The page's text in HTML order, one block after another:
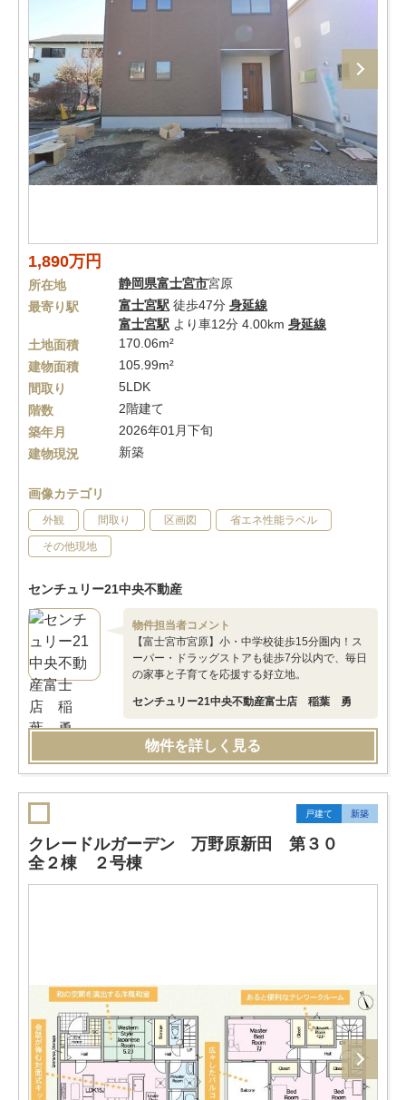
1,890万円
所在地 静岡県富士宮市宮原
最寄り駅
富士宮駅 徒歩47分 身延線
富士宮駅 より車12分 4.00km 身延線
土地面積
170.06m²
建物面積
105.99m²
間取り
5LDK
階数
2階建て
築年月
2026年01月下旬
建物現況
新築
画像カテゴリ
外観 間取り 区画図 省エネ性能ラベル
その他現地
センチュリー21中央不動産
物件担当者コメント
【富士宮市宮原】小・中学校徒歩15分圏内！ス
ーパー・ドラッグストアも徒歩7分以内で、毎日
の家事と子育てを応援する好立地。
センチュリー21中央不動産富士店 稲葉 勇
物件を詳しく見る
戸建て 新築
クレードルガーデン 万野原新田 第３０
全２棟 ２号棟